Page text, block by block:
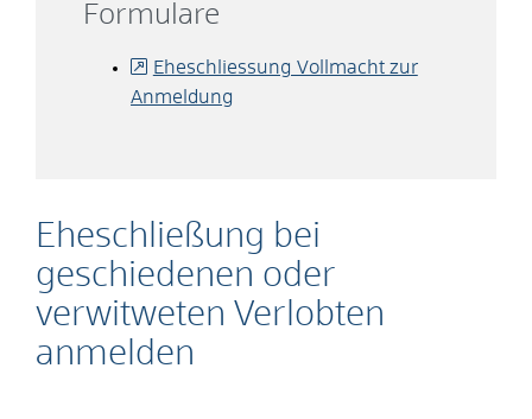
Eheschließung bei
geschiedenen oder
verwitweten Verlobten
anmelden
Formulare
Eheschliessung Vollmacht zur
Anmeldung